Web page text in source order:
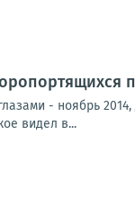
- ноябрь
видел в...